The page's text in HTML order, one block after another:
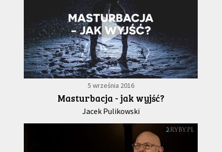
5 września 2016
Masturbacja - jak wyjść?
Jacek Pulikowski